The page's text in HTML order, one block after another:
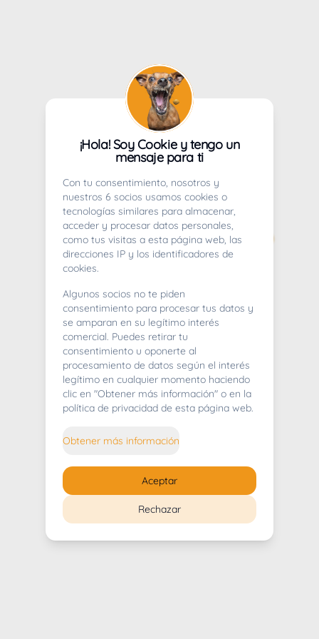
404
Whoops! Lo sentimos mucho.
¡Hola! Soy Cookie y tengo un
mensaje para ti
Con tu consentimiento, nosotros y
nuestros 6 socios usamos cookies o
tecnologías similares para almacenar,
acceder y procesar datos personales,
como tus visitas a esta página web, las
direcciones IP y los identificadores de
cookies.
Algunos socios no te piden
consentimiento para procesar tus datos y
se amparan en su legítimo interés
comercial. Puedes retirar tu
consentimiento u oponerte al
procesamiento de datos según el interés
legítimo en cualquier momento haciendo
clic en "Obtener más información" o en la
política de privacidad de esta página web.
Obtener más información
Rechazar
Aceptar